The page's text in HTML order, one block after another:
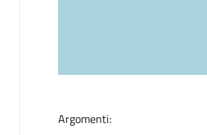
Argomenti: